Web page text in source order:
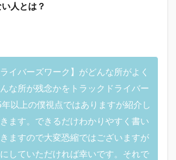
人とは？
ライバーズワーク】がどんな所がよく
な所が残念かをトラックドライバー
以上の僕視点ではありますが紹介し
ます。できるだけわかりやすく書い
ますので大変恐縮ではございますが
していただければ幸いです。それで